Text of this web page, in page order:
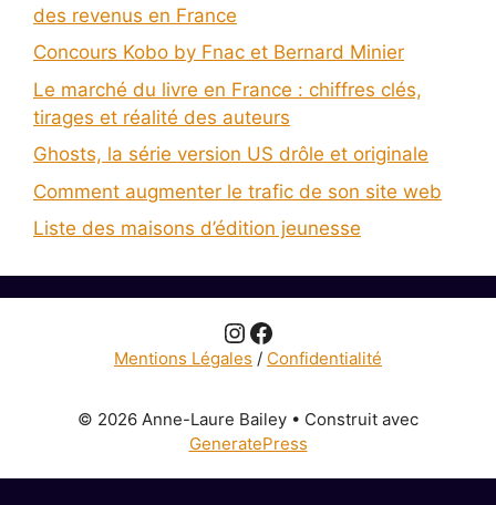
des revenus en France
Concours Kobo by Fnac et Bernard Minier
Le marché du livre en France : chiffres clés,
tirages et réalité des auteurs
Ghosts, la série version US drôle et originale
Comment augmenter le trafic de son site web
Liste des maisons d’édition jeunesse
Instagram
Facebook
Mentions Légales / Confidentialité
© 2026 Anne-Laure Bailey • Construit avec
GeneratePress